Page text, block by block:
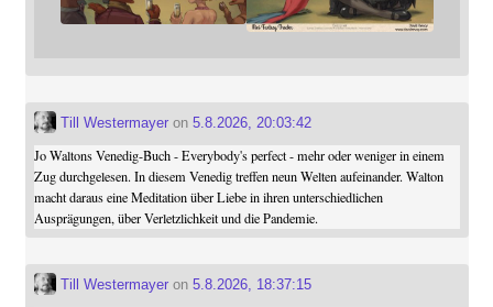
Till Westermayeron 5.8.2026, 20:03:42
Jo Waltons Venedig-Buch - Everybody's perfect - mehr oder weniger in einem
Zug durchgelesen. In diesem Venedig treffen neun Welten aufeinander. Walton
macht daraus eine Meditation über Liebe in ihren unterschiedlichen
Ausprägungen, über Verletzlichkeit und die Pandemie.
Till Westermayeron 5.8.2026, 18:37:15